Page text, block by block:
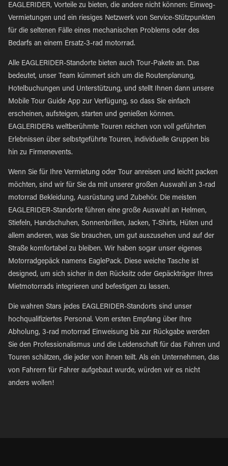
EAGLERIDER, Vorteile zu bieten, die andere nicht können: Einweg-
Vermietungen und ein riesiges Netzwerk von Service-Stützpunkten
für die seltenen Fälle eines mechanischen Problems oder des
Bedarfs an einem Ersatz-3-rad motorrad.
Alle EAGLERIDER-Standorte bieten auch Tour-Pakete an. Das
bedeutet, unser Team kümmert sich um die Routenplanung,
Hotelbuchungen und Unterstützung, und stellt Ihnen dann unsere
Mobile Tour Guide App zur Verfügung, so dass Sie einfach
erscheinen, aufsteigen, starten und genießen können.
EAGLERIDERs weltberühmte Touren reichen von voll geführten
Erlebnissen über selbstgeführte Touren, individuelle Gruppen bis
hin zu Firmenevents.
Wenn Sie für Ihre Vermietung oder Tour anreisen und leicht packen
möchten, sind wir für Sie da mit unserer großen Auswahl an 3-rad
motorrad Bekleidung, Ausrüstung und Zubehör. Die meisten
EAGLERIDER-Standorte führen eine große Auswahl an Helmen,
Stiefeln, Handschuhen, Sonnenbrillen, Jacken, T-Shirts, Hüten und
allem anderen, was Sie brauchen, um gut auszusehen und auf der
Straße komfortabel zu bleiben. Wir haben sogar unser eigenes
Motorradgepäck namens EaglePack. Diese weiche Tasche ist
designed, um sich sicher in den Rücksitz oder Gepäckträger Ihres
Mietmotorrads integrieren und befestigen zu lassen.
Die wahren Stars jedes EAGLERIDER-Standorts sind unser
hochqualifiziertes Personal. Vom ersten Empfang über Ihre
Abholung, 3-rad motorrad Einweisung bis zur Rückgabe werden
Sie den Professionalismus und die Leidenschaft für das Fahren und
Touren schätzen, die jeder von ihnen teilt. Als ein Unternehmen, das
von Fahrern für Fahrer aufgebaut wurde, würden wir es nicht
anders wollen!